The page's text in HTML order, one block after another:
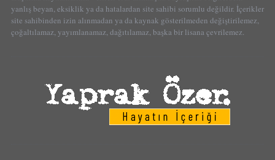
yanlış beyan, eksiklik ya da hatalardan site sahibi sorumlu değildir. İçerikler
site sahibinden izin alınmadan ya da kaynak gösterilmeden değiştirilemez,
çoğaltılamaz, yayımlanamaz, dağıtılamaz, başka bir lisana çevrilemez.